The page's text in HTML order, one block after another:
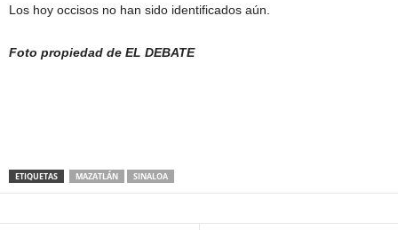
Los hoy occisos no han sido identificados aún.
Foto propiedad de EL DEBATE
ETIQUETAS MAZATLÁN SINALOA